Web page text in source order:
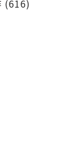
(616)